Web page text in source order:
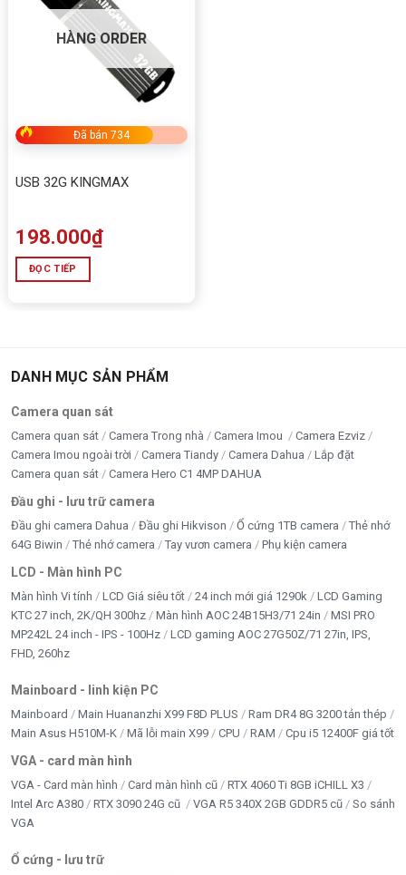
nặng trở nên cực kỳ nhẹ nhàng. Đây là chiếc SSD di
động đáng sở hữu cho dân công nghệ và người làm
việc chuyên nghiệp.
PORTABLE SSD 1TB
👉 Mua ngay tại Tấn Phát – Hotline: 0949579078 –
0888195969
Bấm 5 sao để ủng hộ shop
Thông số kỹ thuật
Công nghệ bộ
Thương hiệu DATO
Mã sản phẩm
Dung lượng 1TB (1024GB)
HÀNG ORDER
Đã bán 734
USB 32G KINGMAX
198.000₫
ĐỌC TIẾP
DANH MỤC SẢN PHẨM
Camera quan sát
Camera quan sát Camera Trong nhà Camera Imou
Camera Ezviz
Camera Imou ngoài trời
Camera Tiandy Camera Dahua
Lắp đặt
Camera quan sát
Camera Hero C1 4MP DAHUA
Đầu ghi - lưu trữ camera
Đầu ghi camera Dahua Đầu ghi Hikvison Ổ cứng 1TB camera
Thẻ nhớ
64G Biwin
Thẻ nhớ camera Tay vươn camera Phụ kiện camera
LCD - Màn hình PC
Màn hình Vi tính LCD Giá siêu tốt 24 inch mới giá 1290k
LCD Gaming
KTC 27 inch, 2K/QH 300hz
Màn hình AOC 24B15H3/71 24in
MSI PRO
MP242L 24 inch - IPS - 100Hz
LCD gaming AOC 27G50Z/71 27in, IPS,
FHD, 260hz
Mainboard - linh kiện PC
Mainboard Main Huananzhi X99 F8D PLUS
Ram DR4 8G 3200 tản thép
Main Asus H510M-K
Mã lỗi main X99 CPU RAM Cpu i5 12400F giá tốt
VGA - card màn hình
VGA - Card màn hình Card màn hình cũ
RTX 4060 Ti 8GB iCHILL X3
Intel Arc A380
RTX 3090 24G cũ VGA R5 340X 2GB GDDR5 cũ
So sánh
VGA
Ổ cứng - lưu trữ